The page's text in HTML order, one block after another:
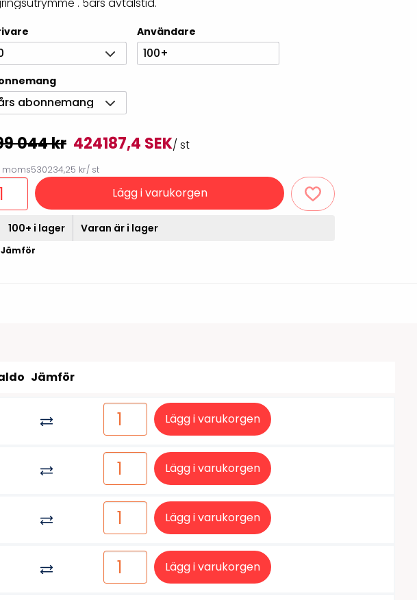
Outlet-handdatorer
Outlet-skrivare
. 5års avtalstid.
Användare
100+
abonnemang
044 kr 424187,4 SEK/ st
moms530234,25 kr/ st
Lägg i varukorgen
100+ i lager Varan är i lager
Jämför
Jämför
Lägg i varukorgen
Lägg i varukorgen
Lägg i varukorgen
Lägg i varukorgen